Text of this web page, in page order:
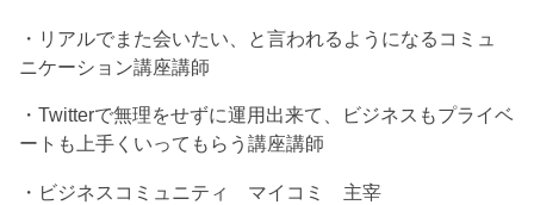
・リアルでまた会いたい、と言われるようになるコミュ
ニケーション講座講師
・Twitterで無理をせずに運用出来て、ビジネスもプライベ
ートも上手くいってもらう講座講師
・ビジネスコミュニティ マイコミ 主宰